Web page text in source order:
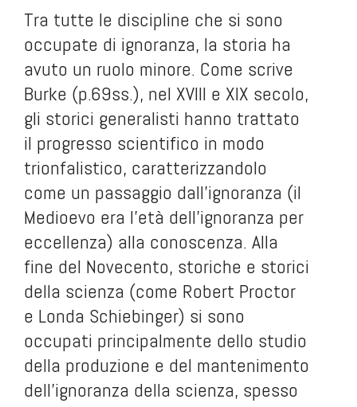
Tra tutte le discipline che si sono
occupate di ignoranza, la storia ha
avuto un ruolo minore. Come scrive
Burke (p.69ss.), nel XVIII e XIX secolo,
gli storici generalisti hanno trattato
il progresso scientifico in modo
trionfalistico, caratterizzandolo
come un passaggio dall’ignoranza (il
Medioevo era l’età dell’ignoranza per
eccellenza) alla conoscenza. Alla
fine del Novecento, storiche e storici
della scienza (come Robert Proctor
e Londa Schiebinger) si sono
occupati principalmente dello studio
della produzione e del mantenimento
dell’ignoranza della scienza, spesso